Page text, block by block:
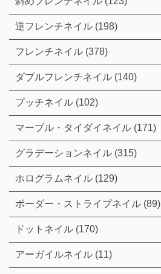
逆フレンチネイル (198)
フレンチネイル (378)
ダブルフレンチネイル (140)
プッチネイル (102)
マーブル・タイダイネイル (171)
グラデーションネイル (315)
ホログラムネイル (129)
ボーダー・ストライプネイル (89)
ドットネイル (170)
アーガイルネイル (11)